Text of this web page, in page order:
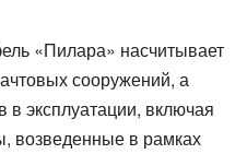
«Пилара» насчитывает
сооружений, а
в эксплуатации, включая
возведенные в рамках